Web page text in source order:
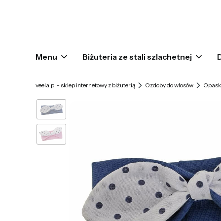
Menu Biżuteria ze stali szlachetnej
veela.pl - sklep internetowy z biżuterią Ozdoby do włosów